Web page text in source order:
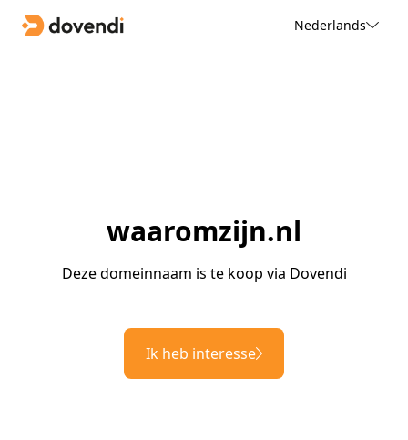
Nederlands
waaromzijn.nl
Deze domeinnaam is te koop via Dovendi
Ik heb interesse